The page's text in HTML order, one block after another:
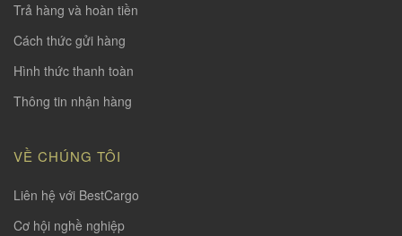
Trả hàng và hoàn tiền
Cách thức gửi hàng
Hình thức thanh toàn
Thông tin nhận hàng
VỀ CHÚNG TÔI
Liên hệ với BestCargo
Cơ hội nghề nghiệp